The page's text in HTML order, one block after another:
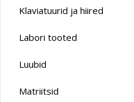
Klaviatuurid ja hiired
Labori tooted
Luubid
Matriitsid